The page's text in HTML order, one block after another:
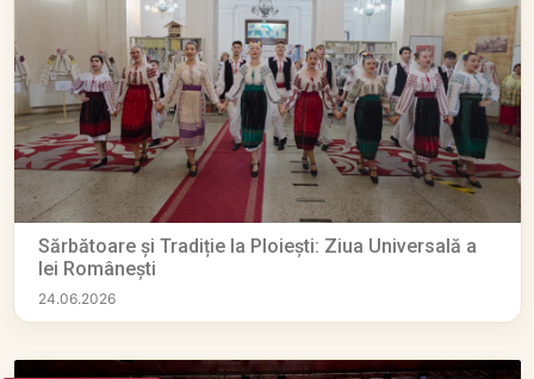
Sărbătoare și Tradiție la Ploiești: Ziua Universală a
Iei Românești
24.06.2026